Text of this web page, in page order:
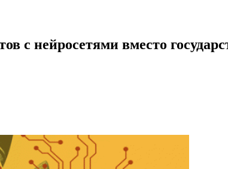
нейросетями вместо